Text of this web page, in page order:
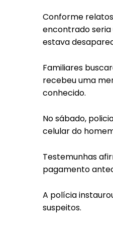
Conforme
encontrado seria
estava
Familiares
recebeu uma
conhecido.
No sábado,
celular do
Testemunhas
pagamento
A polícia
suspeitos.